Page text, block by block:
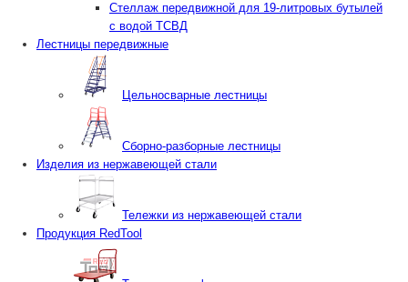
Стеллаж передвижной для 19-литровых бутылей
с водой ТСВД
Лестницы передвижные
Цельносварные лестницы
Сборно-разборные лестницы
Изделия из нержавеющей стали
Тележки из нержавеющей стали
Продукция RedTool